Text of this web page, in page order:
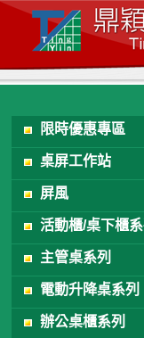
限時優惠專區
桌屏工作站
屏風
活動櫃/桌下櫃系
主管桌系列
電動升降桌系列
辦公桌櫃系列